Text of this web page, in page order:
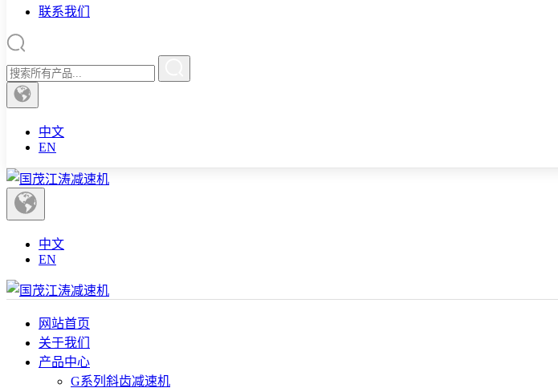
联系我们
中文
EN
中文
EN
网站首页
关于我们
产品中心
G系列斜齿减速机